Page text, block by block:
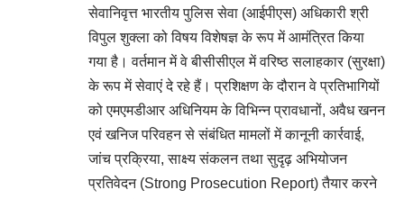
सेवानिवृत्त भारतीय पुलिस सेवा (आईपीएस) अधिकारी श्री
विपुल शुक्ला को विषय विशेषज्ञ के रूप में आमंत्रित किया
गया है। वर्तमान में वे बीसीसीएल में वरिष्ठ सलाहकार (सुरक्षा)
के रूप में सेवाएं दे रहे हैं। प्रशिक्षण के दौरान वे प्रतिभागियों
को एमएमडीआर अधिनियम के विभिन्न प्रावधानों, अवैध खनन
एवं खनिज परिवहन से संबंधित मामलों में कानूनी कार्रवाई,
जांच प्रक्रिया, साक्ष्य संकलन तथा सुदृढ़ अभियोजन
प्रतिवेदन (Strong Prosecution Report) तैयार करने